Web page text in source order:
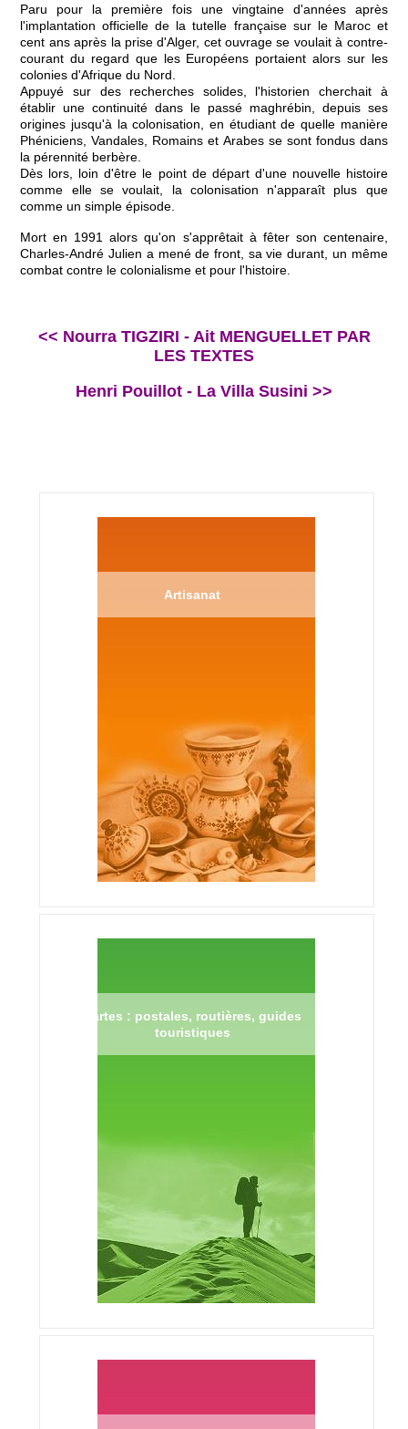
Paru pour la première fois une vingtaine d'années après
l'implantation officielle de la tutelle française sur le Maroc et
cent ans après la prise d'Alger, cet ouvrage se voulait à contre-
courant du regard que les Européens portaient alors sur les
colonies d'Afrique du Nord.
Appuyé sur des recherches solides, l'historien cherchait à
établir une continuité dans le passé maghrébin, depuis ses
origines jusqu'à la colonisation, en étudiant de quelle manière
Phéniciens, Vandales, Romains et Arabes se sont fondus dans
la pérennité berbère.
Dès lors, loin d'être le point de départ d'une nouvelle histoire
comme elle se voulait, la colonisation n'apparaît plus que
comme un simple épisode.
Mort en 1991 alors qu'on s'apprêtait à fêter son centenaire,
Charles-André Julien a mené de front, sa vie durant, un même
combat contre le colonialisme et pour l'histoire.
<< Nourra TIGZIRI - Ait MENGUELLET PAR
LES TEXTES
Henri Pouillot - La Villa Susini >>
Artisanat
Cartes : postales, routières, guides
touristiques